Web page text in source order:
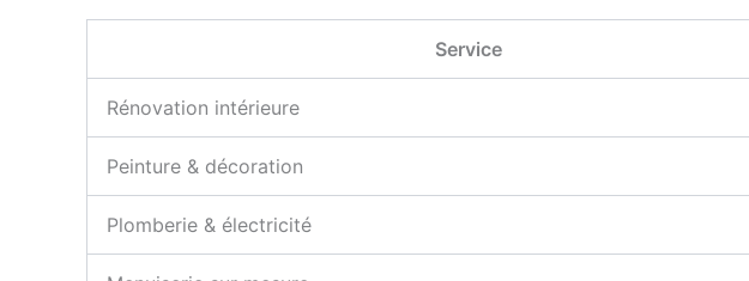
Service
Rénovation intérieure
Peinture & décoration
Plomberie & électricité